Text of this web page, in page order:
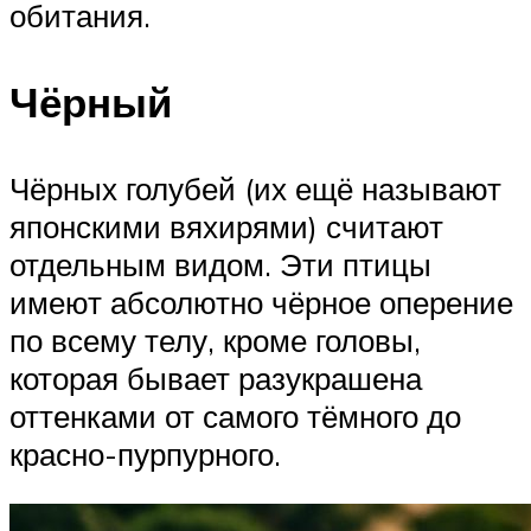
обитания.
Чёрный
Чёрных голубей (их ещё называют
японскими вяхирями) считают
отдельным видом. Эти птицы
имеют абсолютно чёрное оперение
по всему телу, кроме головы,
которая бывает разукрашена
оттенками от самого тёмного до
красно-пурпурного.